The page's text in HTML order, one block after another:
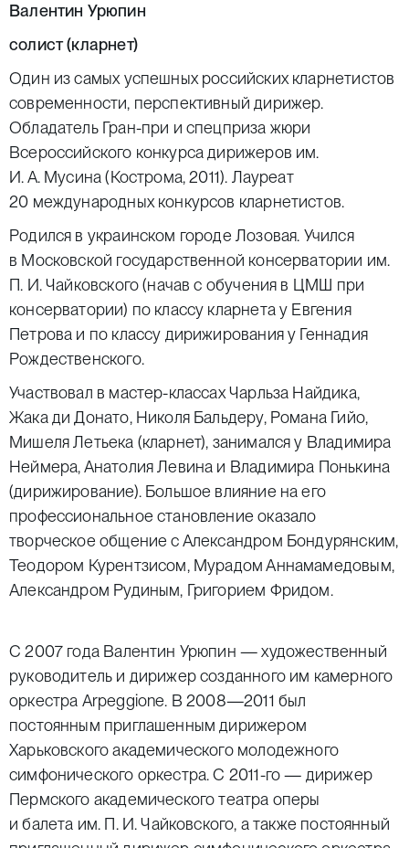
Валентин Урюпин
солист (кларнет)
Один из самых успешных российских кларнетистов
современности, перспективный дирижер.
Обладатель Гран-при и спецприза жюри
Всероссийского конкурса дирижеров им.
И. А. Мусина (Кострома, 2011). Лауреат
20 международных конкурсов кларнетистов.
Родился в украинском городе Лозовая. Учился
в Московской государственной консерватории им.
П. И. Чайковского (начав с обучения в ЦМШ при
консерватории) по классу кларнета у Евгения
Петрова и по классу дирижирования у Геннадия
Рождественского.
Участвовал в мастер-классах Чарльза Найдика,
Жака ди Донато, Николя Бальдеру, Романа Гийо,
Мишеля Летьека (кларнет), занимался у Владимира
Неймера, Анатолия Левина и Владимира Понькина
(дирижирование). Большое влияние на его
профессиональное становление оказало
творческое общение с Александром Бондурянским,
Теодором Курентзисом, Мурадом Аннамамедовым,
Александром Рудиным, Григорием Фридом.
С 2007 года Валентин Урюпин — художественный
руководитель и дирижер созданного им камерного
оркестра Arpeggione. В 2008—2011 был
постоянным приглашенным дирижером
Харьковского академического молодежного
симфонического оркестра. С 2011-го — дирижер
Пермского академического театра оперы
и балета им. П. И. Чайковского, а также постоянный